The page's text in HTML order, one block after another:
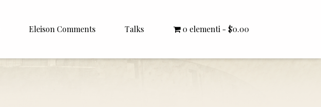
Eleison Comments Talks 0 elementi $0.00